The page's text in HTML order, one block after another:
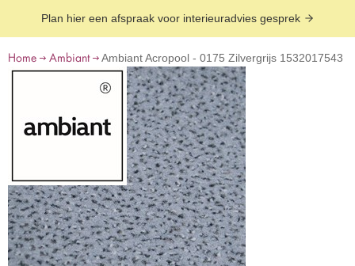
Plan hier een afspraak voor interieuradvies gesprek
Home Ambiant Ambiant Acropool - 0175 Zilvergrijs 1532017543